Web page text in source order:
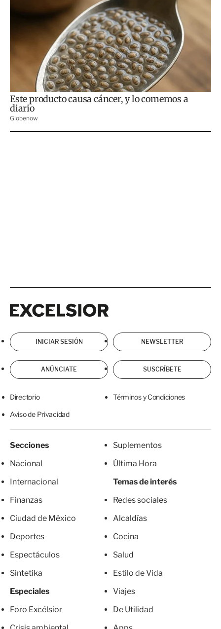
INICIAR SESIÓN NEWSLETTER
ANÚNCIATE SUSCRÍBETE
Directorio Términos y Condiciones
Aviso de Privacidad
Secciones
Nacional
Internacional
Finanzas
Ciudad de México
Deportes
Espectáculos
Sintetika
Especiales
Foro Excélsior
Suplementos
Última Hora
Temas de interés
Redes sociales
Alcaldías
Cocina
Salud
Estilo de Vida
Viajes
De Utilidad